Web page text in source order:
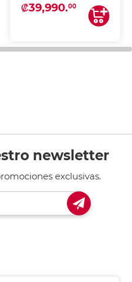
₡39,990.00
newsletter
exclusivas.